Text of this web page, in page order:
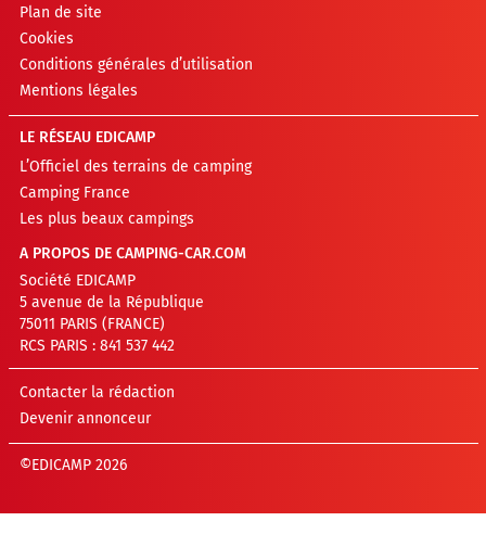
Plan de site
Cookies
Conditions générales d’utilisation
Mentions légales
LE RÉSEAU EDICAMP
L’Officiel des terrains de camping
Camping France
Les plus beaux campings
A PROPOS DE CAMPING-CAR.COM
Société EDICAMP
5 avenue de la République
75011 PARIS (FRANCE)
RCS PARIS : 841 537 442
Contacter la rédaction
Devenir annonceur
©EDICAMP 2026